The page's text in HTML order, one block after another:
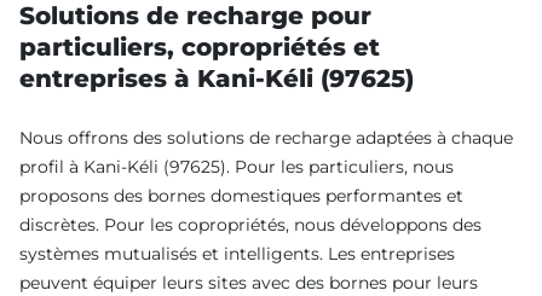
Solutions de recharge pour
particuliers, copropriétés et
entreprises à Kani-Kéli (97625)
Nous offrons des solutions de recharge adaptées à chaque
profil à Kani-Kéli (97625). Pour les particuliers, nous
proposons des bornes domestiques performantes et
discrètes. Pour les copropriétés, nous développons des
systèmes mutualisés et intelligents. Les entreprises
peuvent équiper leurs sites avec des bornes pour leurs